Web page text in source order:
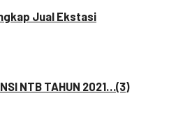
Jual Ekstasi
NTB TAHUN 2021…(3)